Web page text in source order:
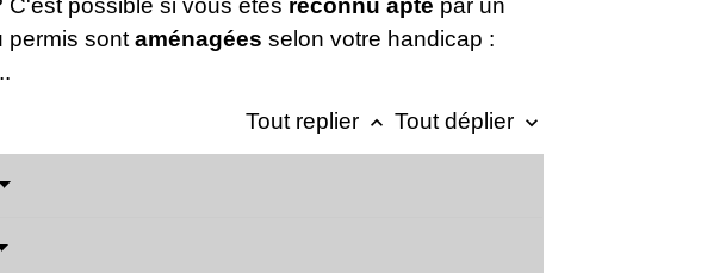
permis sont aménagées selon votre handicap :
Tout replier keyboard_arrow_up Tout déplier keyboard_arrow_down